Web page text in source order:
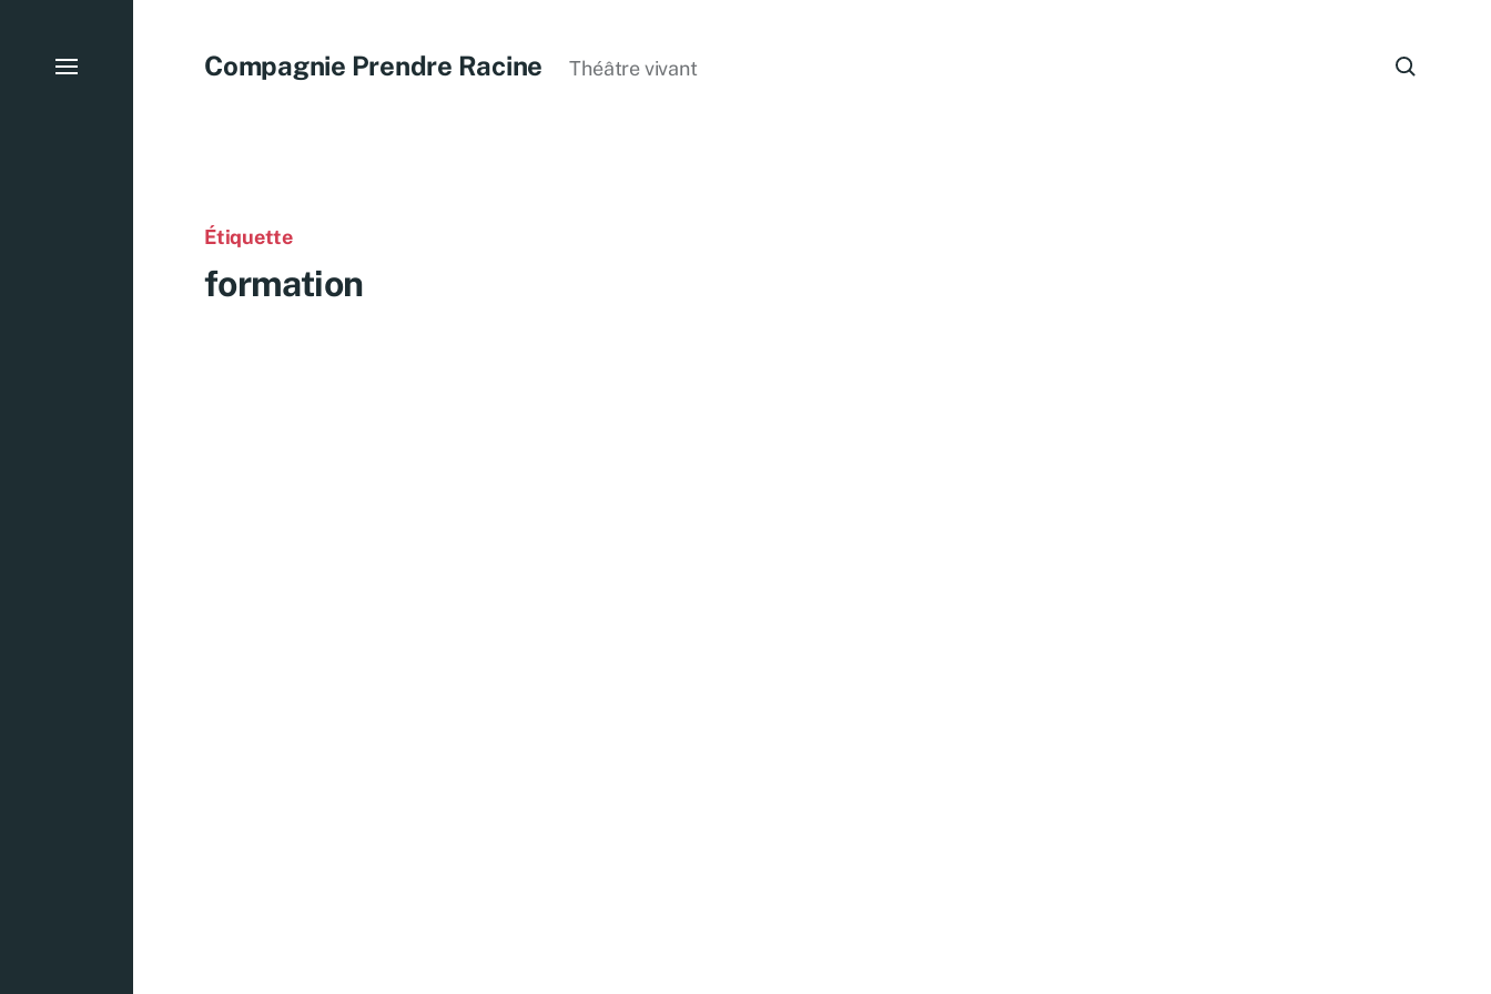
Compagnie Prendre Racine Théâtre vivant
Étiquette
formation